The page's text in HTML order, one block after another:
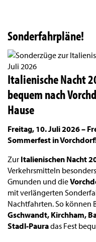
Sonderfahrpläne!
Italienische Nacht
bequem nach
Hause
Freitag, 10. Juli 2026 –
Sommerfest in
Zur Italienischen Nacht
Verkehrsmitteln
Gmunden und die
mit verlängerten
Nachtfahrten. So können
Gschwandt, Kirchham,
Stadl-Pauradas Fest